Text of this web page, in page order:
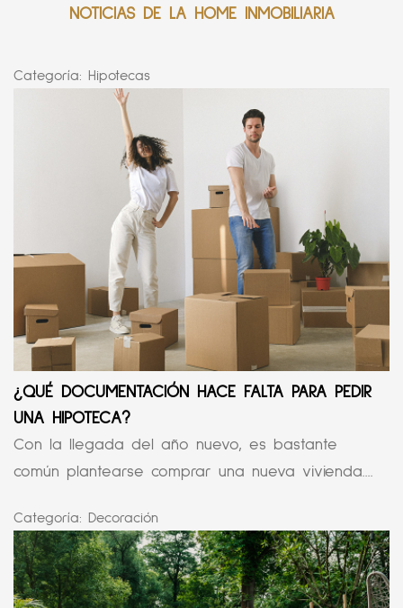
NOTICIAS DE LA HOME INMOBILIARIA
Categoría: Hipotecas
¿QUÉ DOCUMENTACIÓN HACE FALTA PARA PEDIR
UNA HIPOTECA?
Con la llegada del año nuevo, es bastante
común plantearse comprar una nueva vivienda....
Categoría: Decoración